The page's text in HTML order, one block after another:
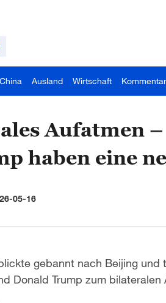
China Ausland Wirtschaft Kommentar
Aufatmen
haben eine
05-16
gebannt nach Beijing
Donald Trump zum